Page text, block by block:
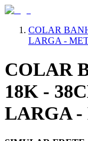
COLAR
LARGA -
COLAR
18K -
LARGA -